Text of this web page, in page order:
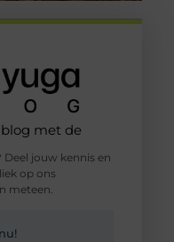
met de
Deel jouw kennis en
op ons
meteen.